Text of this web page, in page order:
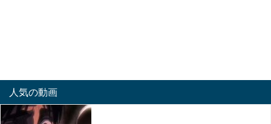
人気の動画